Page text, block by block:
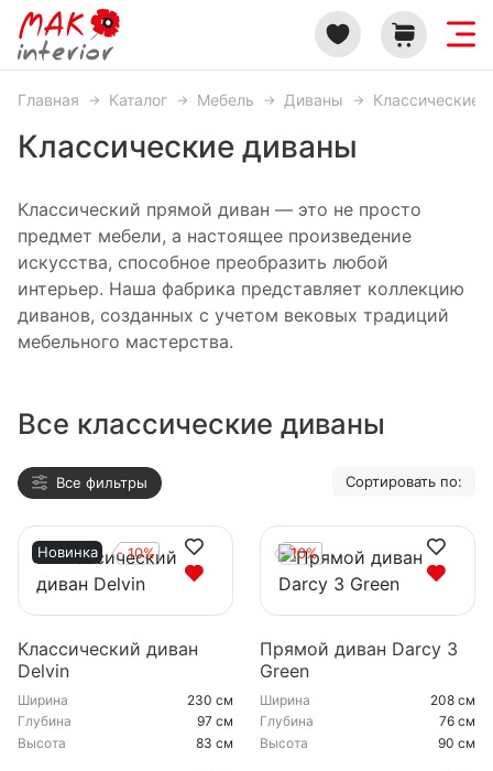
Главная Каталог Мебель Диваны Классические
Классические диваны
Классический прямой диван — это не просто
предмет мебели, а настоящее произведение
искусства, способное преобразить любой
интерьер. Наша фабрика представляет коллекцию
диванов, созданных с учетом вековых традиций
мебельного мастерства.
Все классические диваны
Все фильтры Сортировать по:
Новинка - 10%
Классический диван
Delvin
Ширина
230 см
Глубина
97 см
Высота
83 см
- 10%
Прямой диван Darcy 3
Green
Ширина
208 см
Глубина
76 см
Высота
90 см